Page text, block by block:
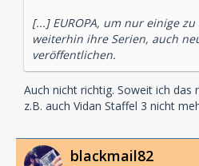
[...] EUROPA, um nur einige
weiterhin ihre Serien, auch
veröffentlichen.
Auch nicht richtig. Soweit ich das
z.B. auch Vidan Staffel 3 nicht
blackmail82